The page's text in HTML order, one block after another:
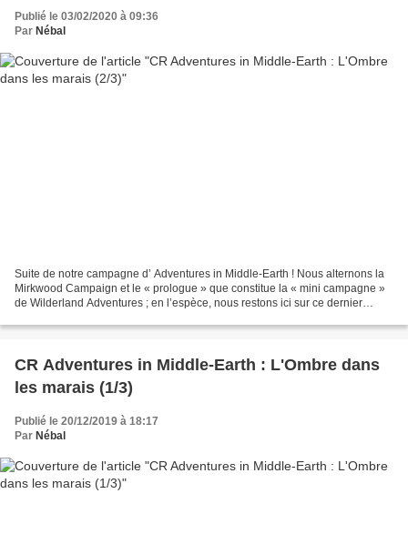
Publié le 03/02/2020 à 09:36
Par Nébal
Suite de notre campagne d’ Adventures in Middle-Earth ! Nous alternons la
Mirkwood Campaign et le « prologue » que constitue la « mini campagne »
de Wilderland Adventures ; en l’espèce, nous restons ici sur ce dernier
CR Adventures in Middle-Earth : L'Ombre dans
les marais (1/3)
Publié le 20/12/2019 à 18:17
Par Nébal